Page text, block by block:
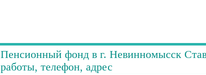
Пенсионный фонд в г. Невинномысск
работы, телефон, адрес